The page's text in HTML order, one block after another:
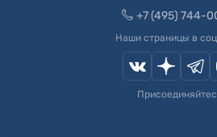
+7 (495) 744-
Наши страницы в